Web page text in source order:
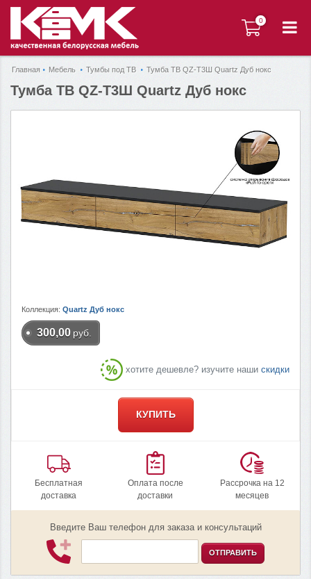
0
0
Главная Мебель Тумбы под ТВ Тумба ТВ QZ-Т3Ш Quartz Дуб нокс
Тумба ТВ QZ-Т3Ш Quartz Дуб нокс
Коллекция: Quartz Дуб нокс
300,00 руб.
хотите дешевле? изучите наши скидки
КУПИТЬ
Бесплатная
доставка
Оплата после
доставки
Рассрочка на 12
месяцев
Введите Ваш телефон для заказа и консультаций
ОТПРАВИТЬ